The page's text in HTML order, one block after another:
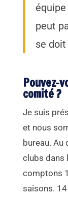
peut
se doit
Pouvez-
comité ?
Je suis
et nous
bureau. Au
clubs dans
comptons
saisons.